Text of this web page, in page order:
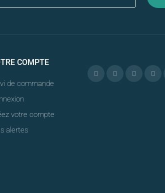
COMPTE
de commande
votre compte
alertes